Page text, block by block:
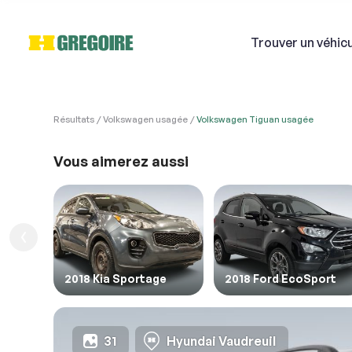
Trouver un
Résultats Volkswagen usagée Volkswagen Tiguan usagée
Vous aimerez aussi
2018 Kia Sportage 2018 Ford EcoSport
31 Hyundai Vaudreuil
1.
1.
2.